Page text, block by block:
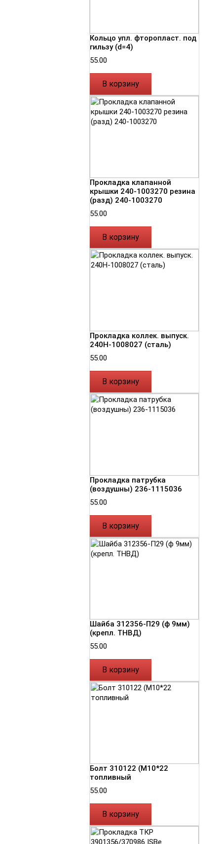
Кольцо упл. фторопласт. под
гильзу (d=4)
55.00
В корзину
Прокладка клапанной
крышки 240-1003270 резина
(разд) 240-1003270
55.00
В корзину
Прокладка коллек. выпуск.
240Н-1008027 (сталь)
55.00
В корзину
Прокладка патрубка
(воздушны) 236-1115036
55.00
В корзину
Шайба 312356-П29 (ф 9мм)
(крепл. ТНВД)
55.00
В корзину
Болт 310122 (М10*22
топливный
55.00
В корзину